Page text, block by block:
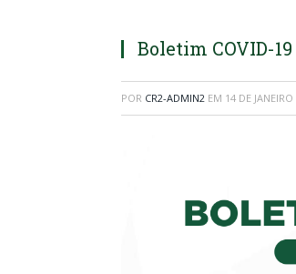
Boletim COVID-19
POR CR2-ADMIN2 EM 14 DE